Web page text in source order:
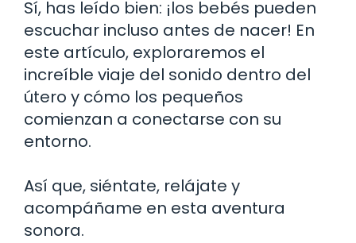
Sí, has leído bien: ¡los bebés pueden
escuchar incluso antes de nacer! En
este artículo, exploraremos el
increíble viaje del sonido dentro del
útero y cómo los pequeños
comienzan a conectarse con su
entorno.
Así que, siéntate, relájate y
acompáñame en esta aventura
sonora.